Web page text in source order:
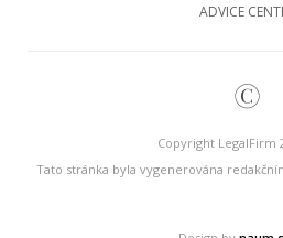
ADVICE
©
Copyright LegalFirm
Tato stránka byla vygenerována